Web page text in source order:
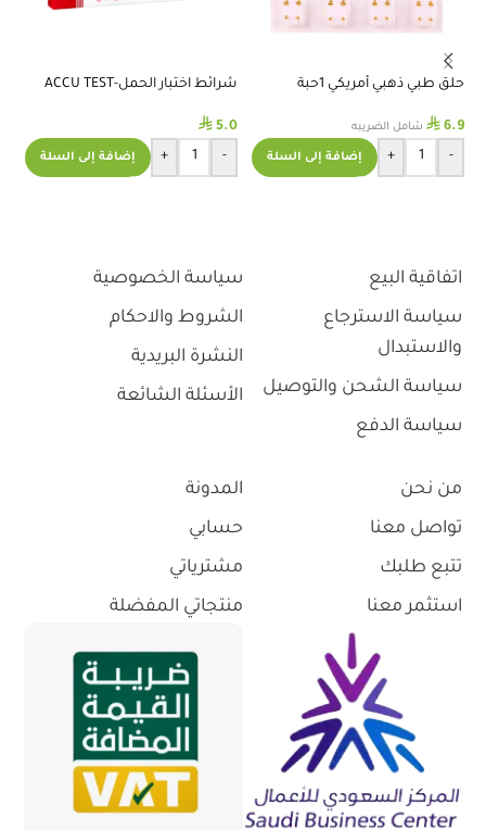
حلق طبي ذهبي أمريكي 1حبة
⃁ 6.9 شامل الضريبه
-
+ إضافة إلى السلة
شرائط اختبار الحمل-ACCU TEST
⃁ 5.0
-
+ إضافة إلى السلة
اتفاقية البيع
سياسة الاسترجاع
والاستبدال
سياسة الشحن والتوصيل
سياسة الدفع
سياسة الخصوصية
الشروط والاحكام
النشرة البريدية
الأسئلة الشائعة
من نحن
تواصل معنا
تتبع طلبك
استثمر معنا
المدونة
حسابي
مشترياتي
منتجاتي المفضلة